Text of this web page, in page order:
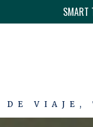
SMART
DE